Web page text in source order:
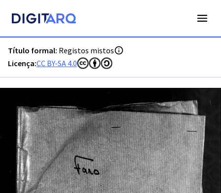
Título formal: Registos mistos
Licença:CC BY-SA 4.0